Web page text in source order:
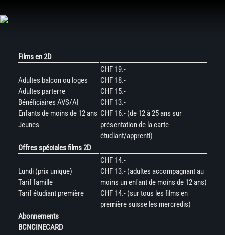
au
Films en 2D
Adultes balcon ou loges
Adultes parterre
Bénéficiaires AVS/AI
Enfants de moins de 12 ans
Jeunes
CHF 19.-
CHF 18.-
CHF 15.-
CHF 13.-
CHF 16.- (de 12 à 25 ans sur
présentation de la carte
étudiant/apprenti)
Offres spéciales films 2D
Lundi (prix unique)
Tarif famille
Tarif étudiant première
CHF 14.-
CHF 13.- (adultes accompagnant au
moins un enfant de moins de 12 ans)
CHF 14.- (sur tous les films en
première suisse les mercredis)
Abonnements
BCNCINECARD